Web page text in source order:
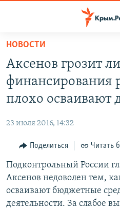
Вернуться
основному
содержанию
Вернутся
главной
Вернутся
поиску
СПЕЦПРОЕКТЫ
11 ЛЕТ ОККУПАЦИИ КРЫМА. 11
ВОДА
ЕЩЕ
ИНТЕРАКТИВ
ИНФОГРАФИКА
ТЕЛЕПРОЕКТ КРЫМ.РЕАЛИИ
СОВЕТЫ ПРАВОЗАЩИТНИКОВ
РАДІО СВОБОДА
КАК ОБОЙТИ БЛОКИРОВКУ
Українською
НОВОСТИ
Аксенов грозит
финансирования
плохо осваивают
23 июля 2016, 14:32
Поделиться Читать
Подконтрольный России
Аксенов недоволен тем,
осваивают бюджетные
деятельности. За слабое